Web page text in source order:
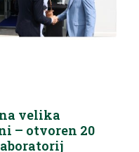
velika
– otvoren 20